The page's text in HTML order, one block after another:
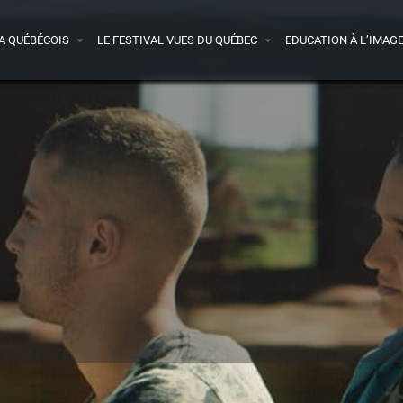
QUÉBÉCOIS LE FESTIVAL VUES DU QUÉBEC EDUCATION À L’IMAGE
Bande-annonce Avis